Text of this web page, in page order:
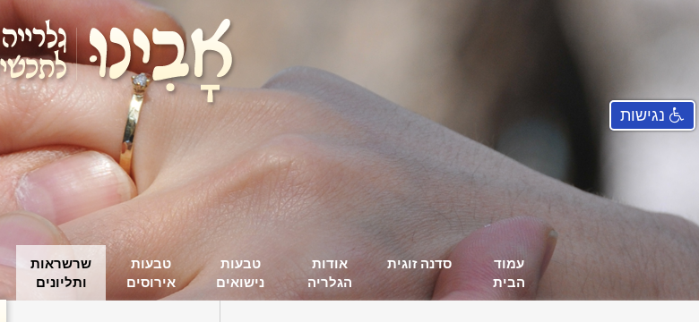
עמוד
הבית
סדנה זוגית
אודות
הגלריה
טבעות
נישואים
טבעות
אירוסים
שרשראות
ותליונים
נגישות